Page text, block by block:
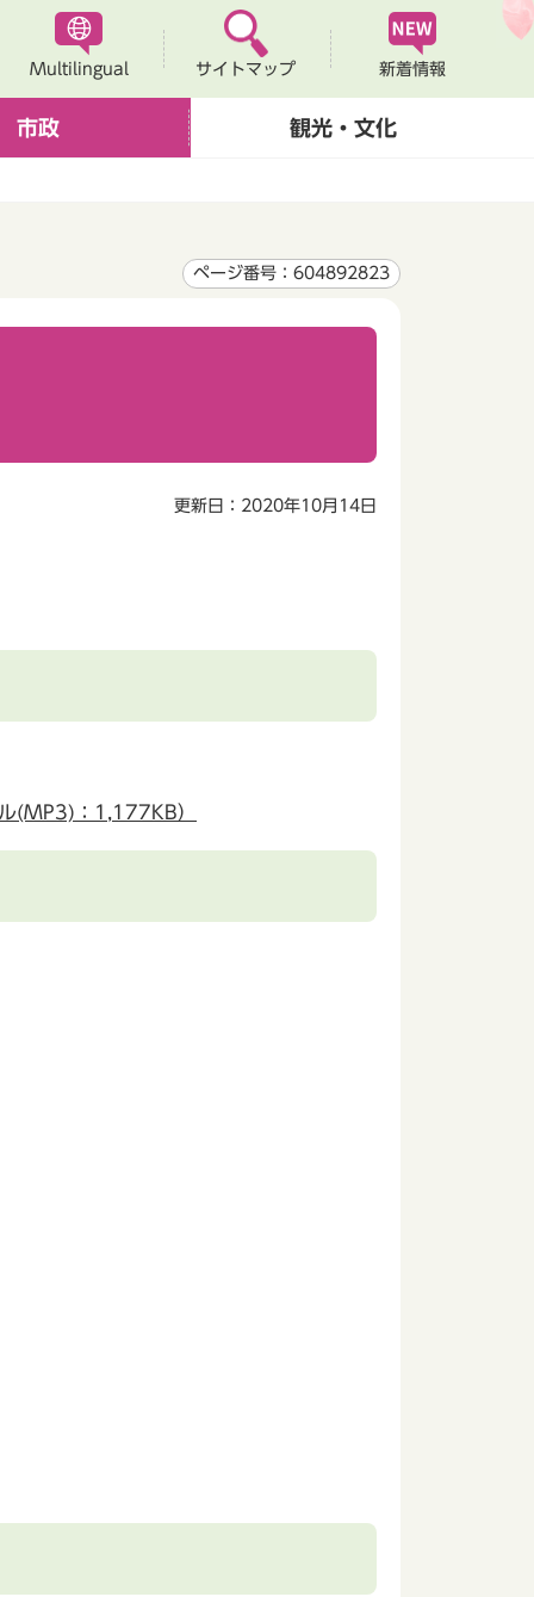
Multilingual サイトマップ 新着情報
市政 観光・文化
ページ番号：604892823
更新日：2020年10月14日
(MP3)：1,177KB）